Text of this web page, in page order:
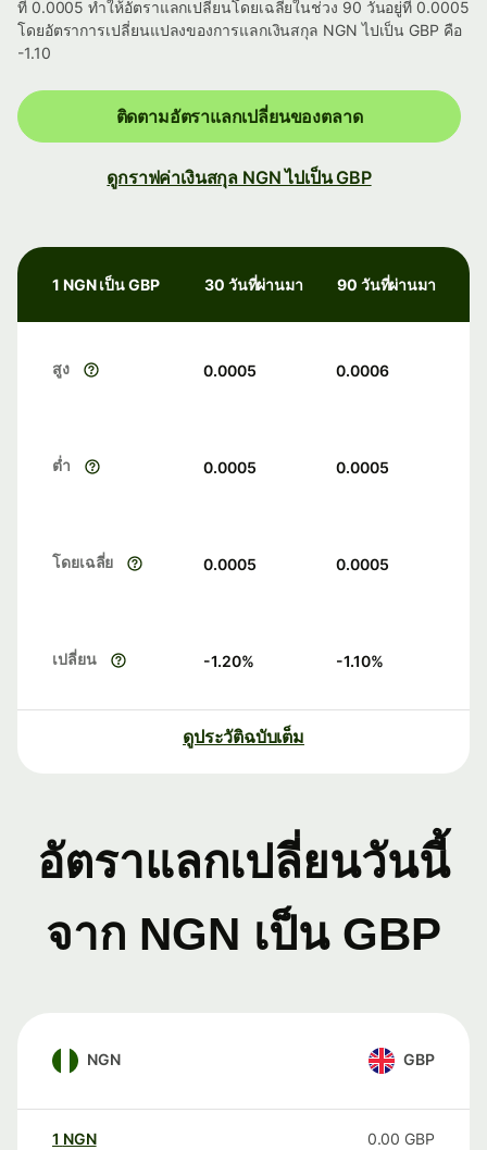
ที่ 0.0005 ทำให้อัตราแลกเปลี่ยนโดยเฉลี่ยในช่วง 90 วันอยู่ที่ 0.0005
โดยอัตราการเปลี่ยนแปลงของการแลกเงินสกุล NGN ไปเป็น GBP คือ
-1.10
ติดตามอัตราแลกเปลี่ยนของตลาด
ดูกราฟค่าเงินสกุล NGN ไปเป็น GBP
1 NGN เป็น GBP 30 วันที่ผ่านมา 90 วันที่ผ่านมา
สูง 0.0005 0.0006
ต่ำ 0.0005 0.0005
โดยเฉลี่ย 0.0005 0.0005
เปลี่ยน -1.20% -1.10%
ดูประวัติฉบับเต็ม
อัตราแลกเปลี่ยนวันนี้
จาก NGN เป็น GBP
NGN GBP
1 NGN 0.00 GBP